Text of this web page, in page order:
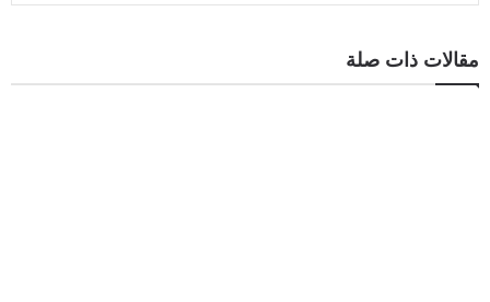
مقالات ذات صلة